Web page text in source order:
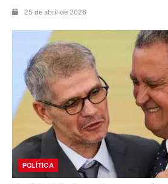
25 de abril de 2026
POLÍTICA